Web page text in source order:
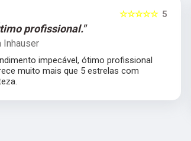
5
☆☆☆☆☆
profissional."
Inhauser
impecável, ótimo profissional
muito mais que 5 estrelas com